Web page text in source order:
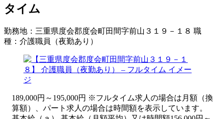
タイム
勤務地： 三重県度会郡度会町田間字前山３１９－１８ 職
種： 介護職員（夜勤あり）
189,000円～195,000円 ※フルタイム求人の場合は月額（換
算額）、パート求人の場合は時間額を表示しています。